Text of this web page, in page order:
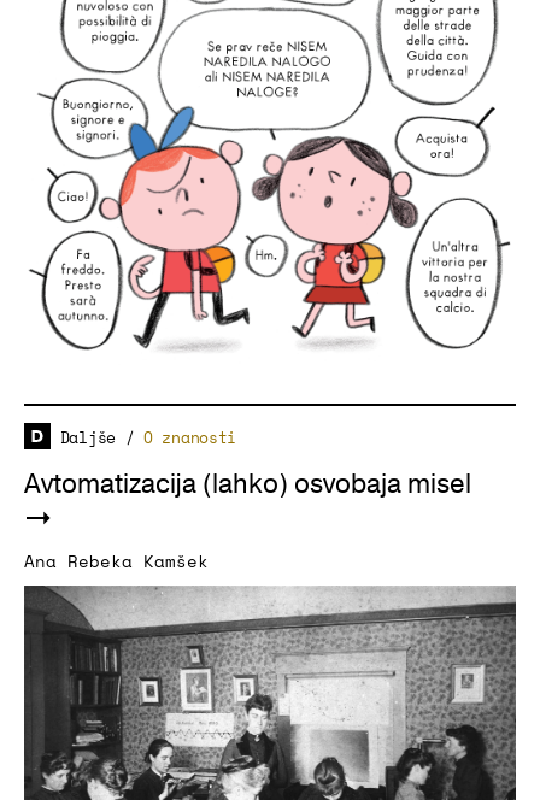
Daljše /O znanosti
Avtomatizacija (lahko) osvobaja misel
Ana Rebeka Kamšek